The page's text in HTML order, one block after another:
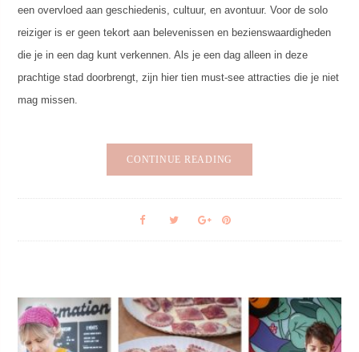
een overvloed aan geschiedenis, cultuur, en avontuur. Voor de solo
reiziger is er geen tekort aan belevenissen en bezienswaardigheden
die je in een dag kunt verkennen. Als je een dag alleen in deze
prachtige stad doorbrengt, zijn hier tien must-see attracties die je niet
mag missen.
CONTINUE READING